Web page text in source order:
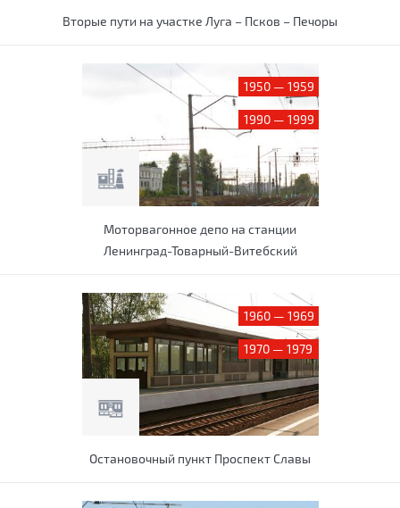
Вторые пути на участке Луга – Псков – Печоры
1950 — 1959
1990 — 1999
Моторвагонное депо на станции
Ленинград-Товарный-Витебский
1960 — 1969
1970 — 1979
Остановочный пункт Проспект Славы